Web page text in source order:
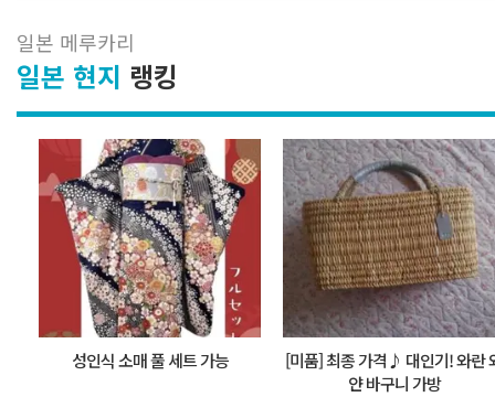
일본 메루카리
일본 현지 랭킹
성인식 소매 풀 세트 가능
[미품] 최종 가격♪ 대인기! 와란
얀 바구니 가방